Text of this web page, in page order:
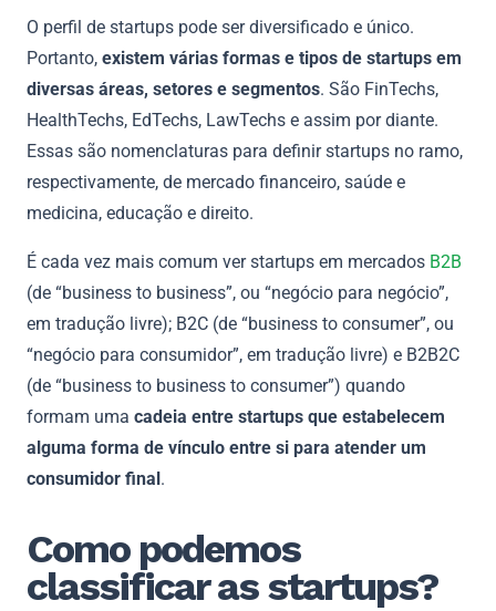
O perfil de startups pode ser diversificado e único.
Portanto, existem várias formas e tipos de startups em
diversas áreas, setores e segmentos. São FinTechs,
HealthTechs, EdTechs, LawTechs e assim por diante.
Essas são nomenclaturas para definir startups no ramo,
respectivamente, de mercado financeiro, saúde e
medicina, educação e direito.
É cada vez mais comum ver startups em mercados B2B
(de “business to business”, ou “negócio para negócio”,
em tradução livre); B2C (de “business to consumer”, ou
“negócio para consumidor”, em tradução livre) e B2B2C
(de “business to business to consumer”) quando
formam uma cadeia entre startups que estabelecem
alguma forma de vínculo entre si para atender um
consumidor final.
Como podemos
classificar as startups?